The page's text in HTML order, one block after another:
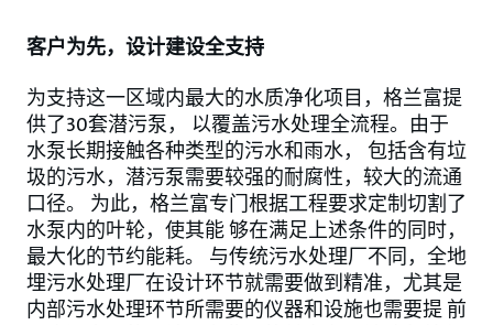
客户为先，设计建设全支持
为支持这一区域内最大的水质净化项目，格兰富提
供了30套潜污泵， 以覆盖污水处理全流程。由于
水泵长期接触各种类型的污水和雨水， 包括含有垃
圾的污水，潜污泵需要较强的耐腐性，较大的流通
口径。 为此，格兰富专门根据工程要求定制切割了
水泵内的叶轮，使其能 够在满足上述条件的同时，
最大化的节约能耗。 与传统污水处理厂不同，全地
埋污水处理厂在设计环节就需要做到精准，尤其是
内部污水处理环节所需要的仪器和设施也需要提 前